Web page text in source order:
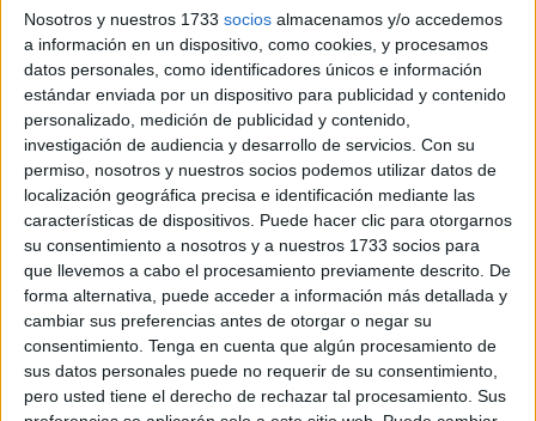
Nosotros y nuestros 1733 socios almacenamos y/o accedemos
a información en un dispositivo, como cookies, y procesamos
datos personales, como identificadores únicos e información
estándar enviada por un dispositivo para publicidad y contenido
personalizado, medición de publicidad y contenido,
investigación de audiencia y desarrollo de servicios. Con su
permiso, nosotros y nuestros socios podemos utilizar datos de
localización geográfica precisa e identificación mediante las
características de dispositivos. Puede hacer clic para otorgarnos
su consentimiento a nosotros y a nuestros 1733 socios para
que llevemos a cabo el procesamiento previamente descrito. De
forma alternativa, puede acceder a información más detallada y
cambiar sus preferencias antes de otorgar o negar su
consentimiento. Tenga en cuenta que algún procesamiento de
sus datos personales puede no requerir de su consentimiento,
pero usted tiene el derecho de rechazar tal procesamiento. Sus
Por todo lo mencionado anteriormente, solicitan estas
cuatro asociaciones y ONG cifras oficiales de las
devoluciones practicadas, así como conocer si se han
realizado, conforme al derecho, los procedimientos de
solicitud de asilo.
Con todo ello, condenan "el trato inhumano e impersonal
sufrido por estas personas en los últimos días, por no tener
en cuenta la travesía realizada y sus posibles
consecuencias físicas y psicológicas", denuncian la
"carencia, si no inexistencia, de vías migratorias legales y
seguras, cuya consecuencia es la utilización de estas
rutas alternativas, peligrosas y deshumanizantes" y